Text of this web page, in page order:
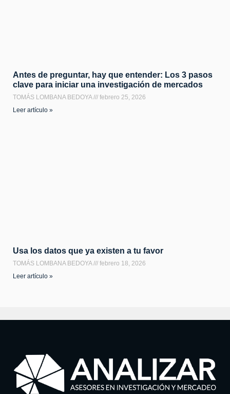
Antes de preguntar, hay que entender: Los 3 pasos
clave para iniciar una investigación de mercados
TOMÁS LOMBANA BEDOYA
febrero 25, 2026
Leer artículo »
Usa los datos que ya existen a tu favor
TOMÁS LOMBANA BEDOYA
febrero 18, 2026
Leer artículo »